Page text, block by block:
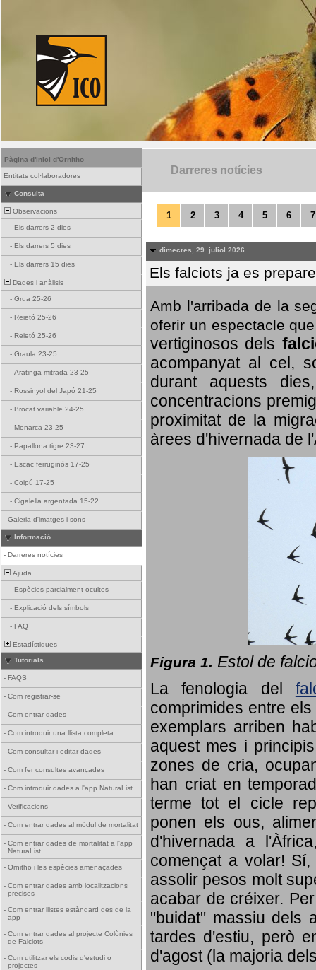
Pàgina d'inici d'Ornitho
Entitats col·laboradores
Consulta
Observacions
- Els darrers 2 dies
- Els darrers 5 dies
- Els darrers 15 dies
Dades i anàlisis
- Grua 25-26
- Reietó 25-26
- Reietó 25-26
- Graula 23-25
- Aratinga mitrada 23-25
- Rossinyol del Japó 21-25
- Brocat variable 24-25
- Monarca 23-25
- Papallona tigre 23-27
- Escac ferruginós 17-25
- Coipú 17-25
- Cigalella argentada 15-22
- Galeria d'imatges i sons
Informació
- Darreres notícies
Ajuda
- Espècies parcialment ocultes
- Explicació dels símbols
- FAQ
Estadístiques
Tutorials
- FAQS
- Com registrar-se
- Com entrar dades
- Com introduir una llista completa
- Com consultar i editar dades
- Com fer consultes avançades
- Com introduir dades a l'app NaturaList
- Verificacions
- Com entrar dades al mòdul de mortalitat
- Com entrar dades de mortalitat a l'app
NaturaList
- Ornitho i les espècies amenaçades
- Com entrar dades amb localitzacions
precises
- Com entrar llistes estàndard des de la
app
- Com entrar dades al projecte Colònies
de Falciots
- Com utilitzar els codis d'estudi o
projectes
Darreres notícies
1 2 3 4 5 6 7
dimecres, 29. juliol 2026
Els falciots ja es
Amb l'arribada de la
oferir un espectacle
vertiginosos dels
acompanyat al cel,
durant aquests
concentracions
proximitat de la
àrees d'hivernada de
Figura 1. Estol de
La fenologia del
comprimides entre
exemplars arriben
aquest mes i
zones de cria,
han criat en
terme tot el cicle
ponen els ous,
d'hivernada a
començat a volar!
assolir pesos molt
acabar de créixer.
"buidat" massiu dels
tardes d'estiu, però
d'agost (la majoria